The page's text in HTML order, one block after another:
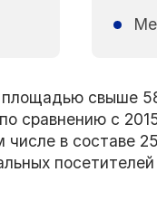
площадью свыше
сравнению с
в составе